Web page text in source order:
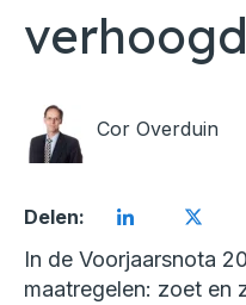
Cor Overduin
Delen:
In de Voorjaarsnota
maatregelen: zoet en